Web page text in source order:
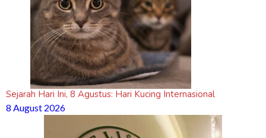
Sejarah Hari Ini, 8 Agustus: Hari Kucing Internasional
8 August 2026